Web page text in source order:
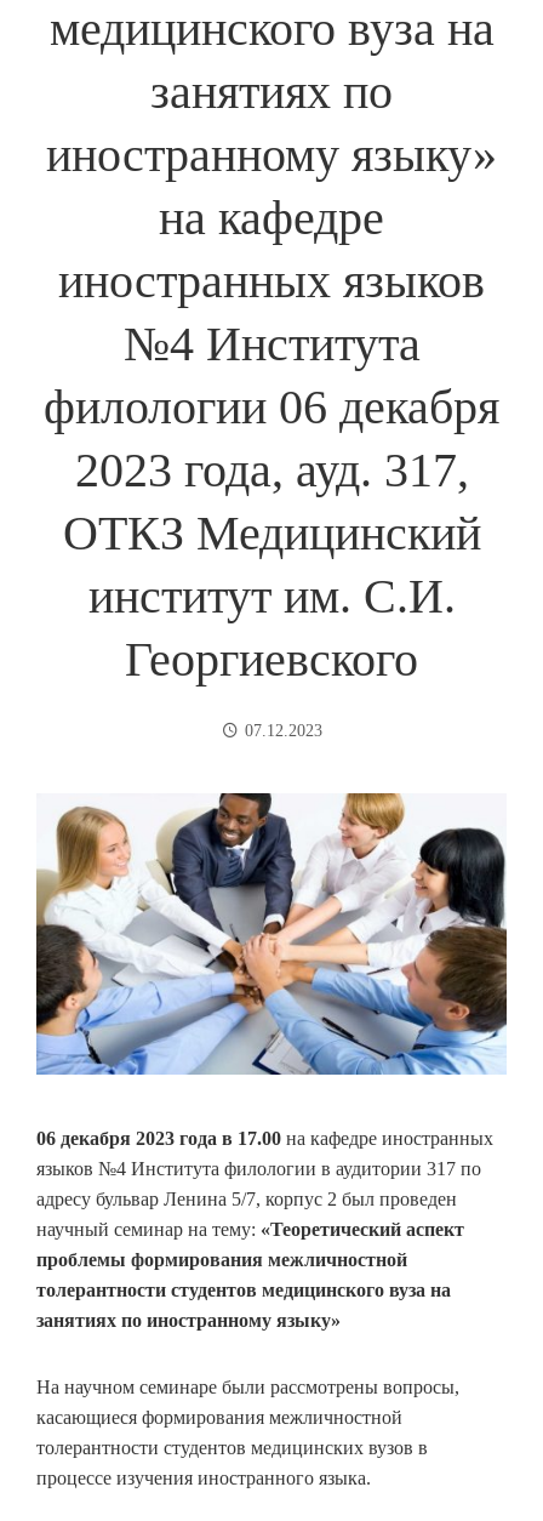
медицинского вуза на
занятиях по
иностранному языку»
на кафедре
иностранных языков
№4 Института
филологии 06 декабря
2023 года, ауд. 317,
ОТКЗ Медицинский
институт им. С.И.
Георгиевского
07.12.2023
06 декабря 2023 года в 17.00 на кафедре иностранных
языков №4 Института филологии в аудитории 317 по
адресу бульвар Ленина 5/7, корпус 2 был проведен
научный семинар на тему: «Теоретический аспект
проблемы формирования межличностной
толерантности студентов медицинского вуза на
занятиях по иностранному языку»
На научном семинаре были рассмотрены вопросы,
касающиеся формирования межличностной
толерантности студентов медицинских вузов в
процессе изучения иностранного языка.